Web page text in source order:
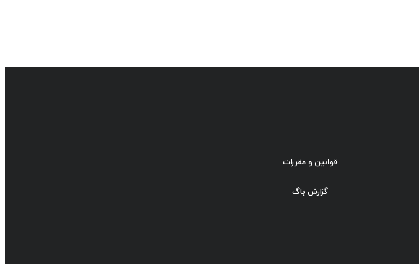
قوانین و مقررات
گزارش باگ